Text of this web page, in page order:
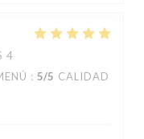
4
: 5/5 CALIDAD